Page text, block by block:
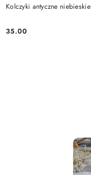
Kolczyki antyczne niebieskie
Cena:
35.00